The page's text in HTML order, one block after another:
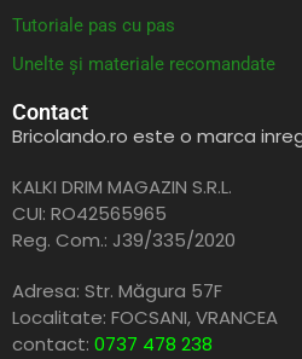
Tutoriale pas cu pas
Unelte și materiale recomandate
Contact
Bricolando.ro este o marca
KALKI DRIM MAGAZIN S.R.L.
CUI: RO42565965
Reg. Com.: J39/335/2020
Adresa: Str. Măgura 57F
Localitate: FOCSANI,VRANCEA
contact: 0737 478 238